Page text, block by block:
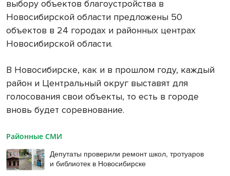
выбору объектов благоустройства в
Новосибирской области предложены 50
объектов в 24 городах и районных центрах
Новосибирской области.
В Новосибирске, как и в прошлом году, каждый
район и Центральный округ выставят для
голосования свои объекты, то есть в городе
вновь будет соревнование.
Районные СМИ
Депутаты проверили ремонт школ, тротуаров
и библиотек в Новосибирске